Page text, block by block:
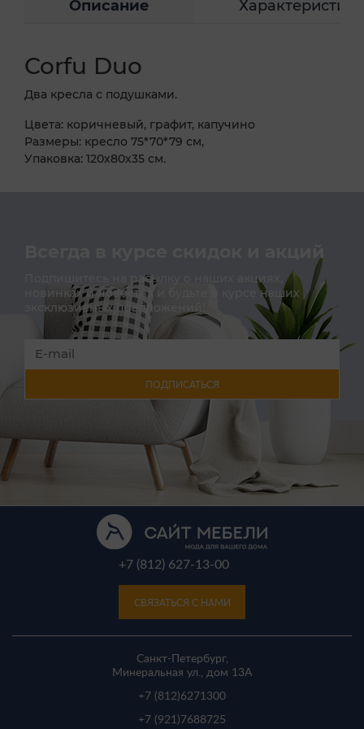
Описание Характеристики
Corfu Duo
Два кресла c подушками.
Цвета: коричневый, графит, капучино
Размеры: кресло 75*70*79 см,
Упаковка: 120х80х35 см.
Всегда в курсе скидок и акций
Подпишитесь на расылку о наших акциях,
новинках и новостях и будьте в курсе наших
эксклюзивных предложений!
ПОДПИСАТЬСЯ
+7 (812) 627-13-00
СВЯЗАТЬСЯ С НАМИ
Санкт-Петербург,
Минеральная ул., дом 13A
+7 (812)6271300
+7 (921) 7688725